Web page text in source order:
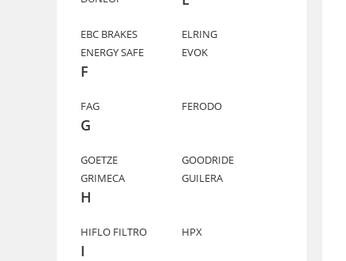
EBC BRAKES
ELRING
ENERGY SAFE
EVOK
F
FAG FERODO
G
GOETZE
GOODRIDE
GRIMECA
GUILERA
H
HIFLO FILTRO HPX
I